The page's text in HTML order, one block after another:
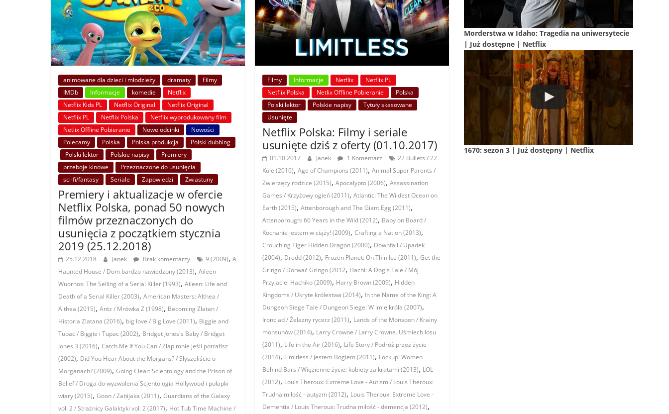
animowane dla dzieci i młodzieży dramaty
Filmy
IMDb
Informacje komedie
Netflix
Netflix Kids PL
Netflix Original
Netflix Original
Netflix PL
Netflix Polska
Netflix wyprodukowany film
Netlix Offline Pobieranie
Nowe odcinki
Nowości
Polecamy
Polska Polska produkcja
Polski dubbing
Polski lektor
Polskie napisy
Premiery
przeboje kinowe
Przeznaczone do usunięcia
sci-fi/fantasy
Seriale Zapowiedzi Zwiastuny
Premiery i aktualizacje w ofercie
Netflix Polska, ponad 50 nowych
filmów przeznaczonych do
usunięcia z początkiem stycznia
2019 (25.12.2018)
25.12.2018 Janek Brak komentarzy 9 (2009), A
Haunted House / Dom bardzo nawiedzony (2013), Aileen
Wuornos: The Selling of a Serial Killer (1993), Aileen: Life and
Death of a Serial Killer (2003), American Masters: Althea /
Althea (2015), Antz / Mrówka Z (1998), Becoming Zlatan /
Historia Zlatana (2016), big love / Big Love (2011), Biggie and
Tupac / Biggie i Tupac (2002), Bridget Jones's Baby / Bridget
Jones 3 (2016), Catch Me If You Can / Złap mnie jeśli potrafisz
(2002), Did You Hear About the Morgans? / Słyszeliście o
Morganach? (2009), Going Clear: Scientology and the Prison of
Belief / Droga do wyzwolenia Scjentologia Hollywood i pułapki
wiary (2015), Goon / Zabijaka (2011), Guardians of the Galaxy
vol. 2 / Strażnicy Galaktyki vol. 2 (2017), Hot Tub Time Machine /
Filmy Informacje Netflix
Netflix PL
Netflix Polska
Netlix Offline Pobieranie
Polska
Polski lektor
Polskie napisy
Tytuły skasowane
Usunięte
Netflix Polska: Filmy i seriale
usunięte dziś z oferty (01.10.2017)
01.10.2017 Janek 1 Komentarz
22 Bullets / 22
Kule (2010),Age of Champions (2011),Animal Super Parents /
Zwierzęcy rodzice (2015),Apocalypto (2006),Assassination
Games / Krzyżowy ogień (2011),Atlantic: The Wildest Ocean on
Earth (2015),Attenborough and The Giant Egg (2011),
Attenborough: 60 Years in the Wild (2012), Baby on Board /
Kochanie jestem w ciąży! (2009),Crafting a Nation (2013),
Crouching Tiger Hidden Dragon (2000), Downfall / Upadek
(2004), Dredd (2012), Frozen Planet: On Thin Ice (2011),Get the
Gringo / Dorwać Gringo (2012, Hachi: A Dog's Tale / Mój
Przyjaciel Hachiko (2009), Harry Brown (2009), Hidden
Kingdoms / Ukryte królestwa (2014), In the Name of the King: A
Dungeon Siege Tale / Dungeon Siege: W imię króla (2007),
Ironclad / Żelazny rycerz (2011), Lands of the Monsoon / Krainy
monsunów (2014), Larry Crowne / Larry Crowne. Uśmiech losu
(2011), Life in the Air (2016), Life Story / Podróż przez życie
(2014), Limitless / Jestem Bogiem (2011), Lockup: Women
Behind Bars / Więzienne życie: kobiety za kratami (2013), LOL
(2012), Louis Theroux: Extreme Love - Autism / Louis Theroux:
Trudna miłość - autyzm (2012), Louis Theroux: Extreme Love -
Dementia / Louis Theroux: Trudna miłość - demencja (2012),
Morderstwa w Idaho: Tragedia na uniwersytecie
| Już dostępne | Netflix
1670: sezon 3 | Już dostępny | Netflix